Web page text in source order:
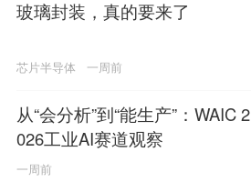
玻璃封装，真的要来了
芯片半导体 一周前
从“会分析”到“能生产”：WAIC 2
026工业AI赛道观察
一周前